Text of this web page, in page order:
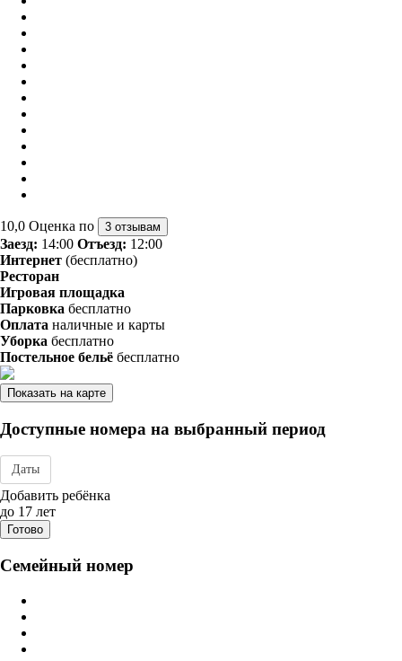
10,0 Оценка по 3 отзывам
Заезд: 14:00 Отъезд: 12:00
Интернет (бесплатно)
Ресторан
Игровая площадка
Парковка бесплатно
Оплата наличные и карты
Уборка бесплатно
Постельное бельё бесплатно
Показать на карте
Доступные номера на выбранный период
Даты
Дата заезда - отъезда
Добавить ребёнка
до 17 лет
Готово
Семейный номер